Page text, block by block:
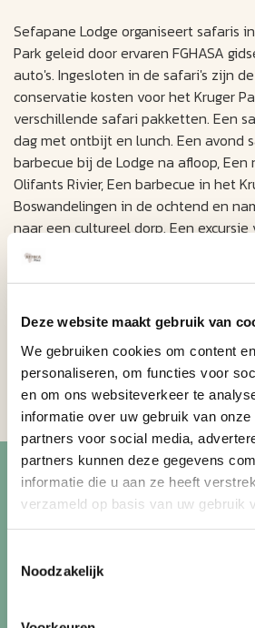
Deze website maakt gebruik van
We gebruiken cookies om content
personaliseren, om functies voor
en om ons websiteverkeer te
informatie over uw gebruik van
partners voor social media,
partners kunnen deze gegevens
informatie die u aan ze heeft
verzameld op basis van uw gebruik
Noodzakelijk
Sefapane Lodge organiseert safaris
Park geleid door ervaren FGHASA
auto's. Ingesloten in de safari's zijn
conservatie kosten voor het Kruger
verschillende safari pakketten. Een
dag met ontbijt en lunch. Een avond
barbecue bij de Lodge na afloop,
Olifants Rivier, Een barbecue in het
Boswandelingen in de ochtend en
naar een cultureel dorp. Een
naar de Blyde River Canyon of naar
Magoebaskloof. En als u zelf rijdt
Cheeta project of het Swadini
is er de bekende Hans Merensky golf
lopen hier vrijelijk rond en voegen
aan uw spel. De course ligt 2km van
kan een transfer verzorgen.
Blijf op de hoogte
mooiste reizen
Ontvang circa 1 maal per maand
laatste aanbiedingen. U kunt zich